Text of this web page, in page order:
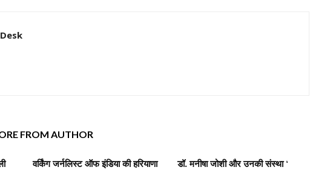
FROM AUTHOR
वर्किंग जर्नलिस्ट ऑफ इंडिया की हरियाणा
डॉ. मनीषा जोशी और उनकी संस्था ‘